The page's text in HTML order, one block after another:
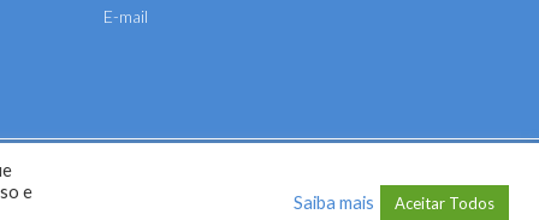
E-mail
- 2026
e
Saiba mais Aceitar Todos